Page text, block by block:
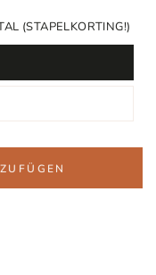
(STAPELKORTING!)